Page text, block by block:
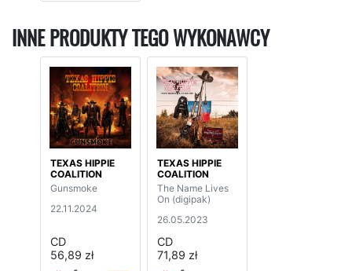
INNE PRODUKTY TEGO WYKONAWCY
TEXAS HIPPIE
COALITION
Gunsmoke
22.11.2024
CD
56,89 zł
TEXAS HIPPIE
COALITION
The Name Lives
On (digipak)
26.05.2023
CD
71,89 zł